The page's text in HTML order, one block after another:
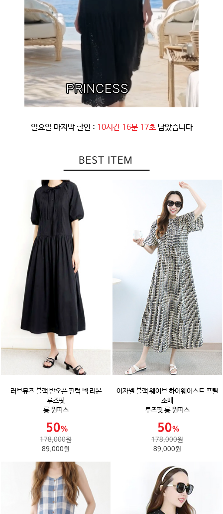
일요일 마지막 할인 : 10시간 16분 14초 남았습니다
러브뮤즈 블랙 반오픈 핀턱 넥 리본
루즈핏
롱 원피스
178,000원
89,000원
이자벨 블랙 웨이브 하이웨이스트 프릴
소매
루즈핏 롱 원피스
178,000원
89,000원